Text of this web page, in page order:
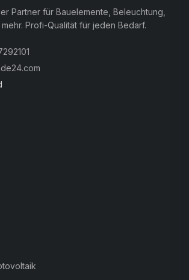
Partner für Bauelemente, Beleuchtung,
Profi-Qualität für jeden Bedarf.